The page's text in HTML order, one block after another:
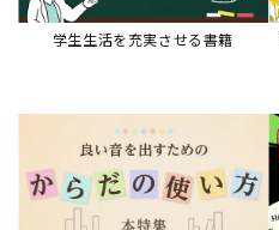
学生生活を充実させる書籍